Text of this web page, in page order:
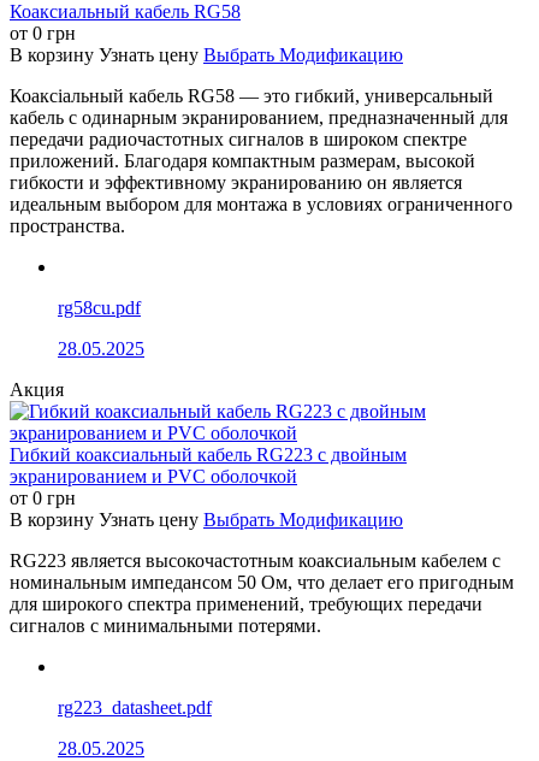
Коаксиальный кабель RG58
от 0 грн
В корзину Узнать цену Выбрать Модификацию
Коаксіальный кабель RG58 — это гибкий, универсальный
кабель с одинарным экранированием, предназначенный для
передачи радиочастотных сигналов в широком спектре
приложений. Благодаря компактным размерам, высокой
гибкости и эффективному экранированию он является
идеальным выбором для монтажа в условиях ограниченного
пространства.
rg58cu.pdf
28.05.2025
Акция
Гибкий коаксиальный кабель RG223 с двойным
экранированием и PVC оболочкой
от 0 грн
В корзину Узнать цену Выбрать Модификацию
RG223 является высокочастотным коаксиальным кабелем с
номинальным импедансом 50 Ом, что делает его пригодным
для широкого спектра применений, требующих передачи
сигналов с минимальными потерями.
rg223_datasheet.pdf
28.05.2025